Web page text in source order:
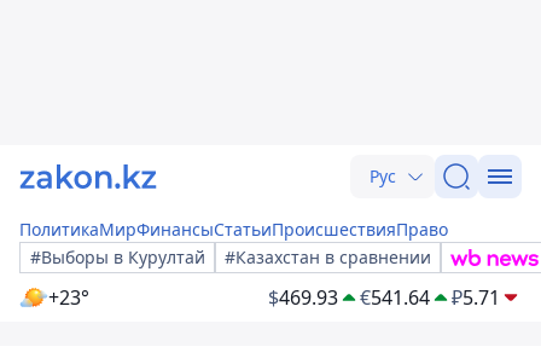
Рус
ПолитикаМирФинансыСтатьиПроисшествияПраво
#Выборы в Курултай
#Казахстан в сравнении
+23° $469.93 €541.64 ₽5.71